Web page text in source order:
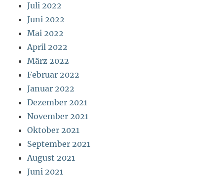
Juli 2022
Juni 2022
Mai 2022
April 2022
März 2022
Februar 2022
Januar 2022
Dezember 2021
November 2021
Oktober 2021
September 2021
August 2021
Juni 2021